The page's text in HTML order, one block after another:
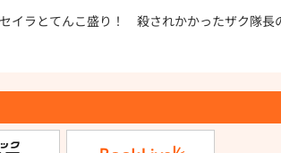
イラとてんこ盛り！ 殺されかかったザク隊長